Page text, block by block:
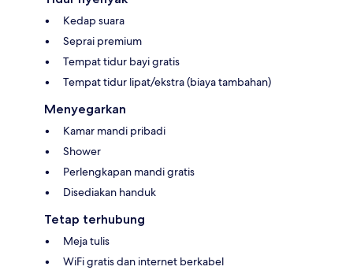
Kedap suara
Seprai premium
Tempat tidur bayi gratis
Tempat tidur lipat/ekstra (biaya tambahan)
Menyegarkan
Kamar mandi pribadi
Shower
Perlengkapan mandi gratis
Disediakan handuk
Tetap terhubung
Meja tulis
WiFi gratis dan internet berkabel